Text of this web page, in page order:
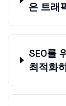
은 트래
SEO를
최적화